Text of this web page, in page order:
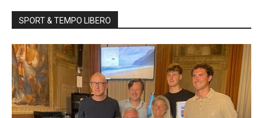
SPORT & TEMPO LIBERO